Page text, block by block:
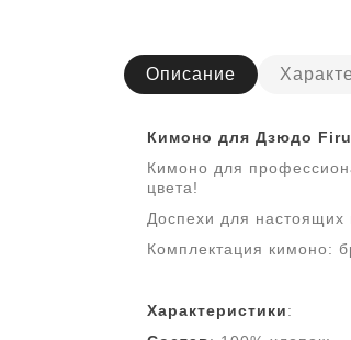
Описание
Кимоно для Дзюдо
Кимоно для
цвета!
Доспехи для настоящих
Комплектация кимоно:
Характеристики: